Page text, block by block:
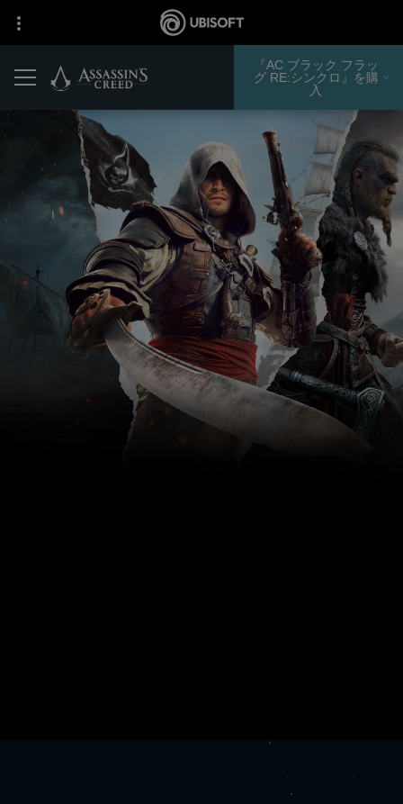
『AC ブラック フラッ
グ RE:シンクロ』を購
入